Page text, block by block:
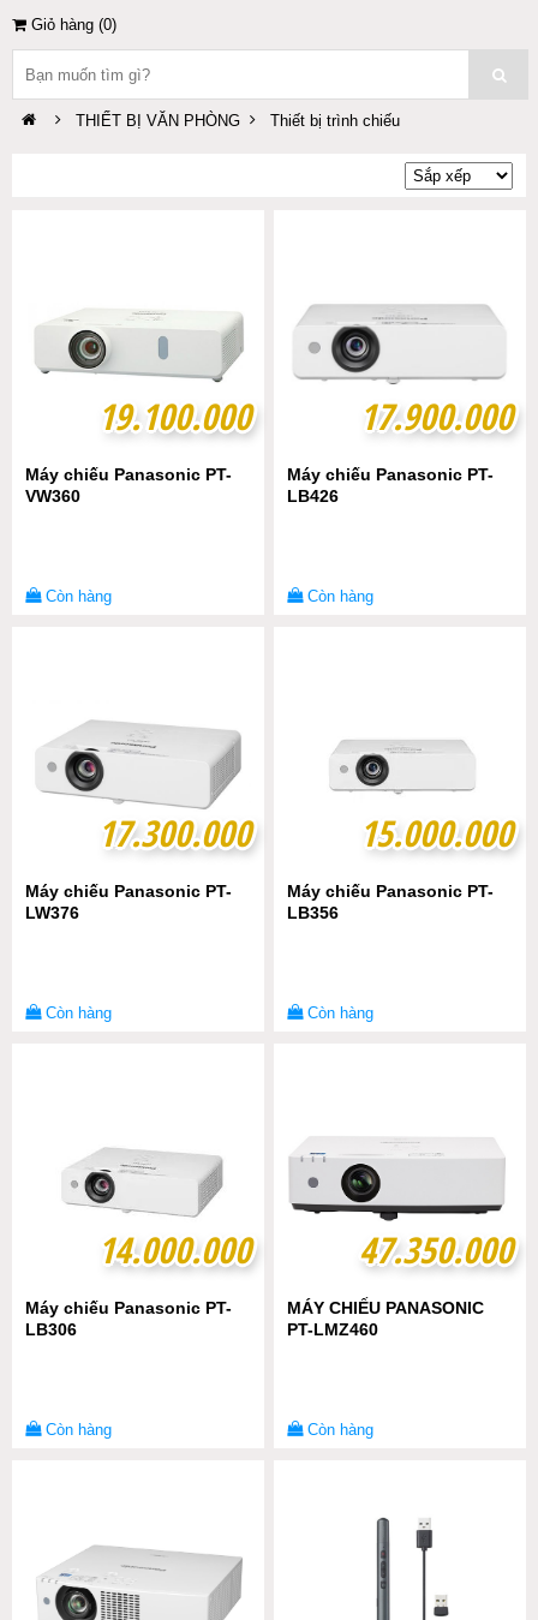
Giỏ hàng (0)
THIẾT BỊ VĂN PHÒNG Thiết bị trình chiếu
19.100.000
19.100.000
Máy chiếu Panasonic PT-
VW360
Còn hàng
17.900.000
17.900.000
Máy chiếu Panasonic PT-
LB426
Còn hàng
17.300.000
17.300.000
Máy chiếu Panasonic PT-
LW376
Còn hàng
15.000.000
15.000.000
Máy chiếu Panasonic PT-
LB356
Còn hàng
14.000.000
14.000.000
Máy chiếu Panasonic PT-
LB306
Còn hàng
47.350.000
47.350.000
MÁY CHIẾU PANASONIC
PT-LMZ460
Còn hàng